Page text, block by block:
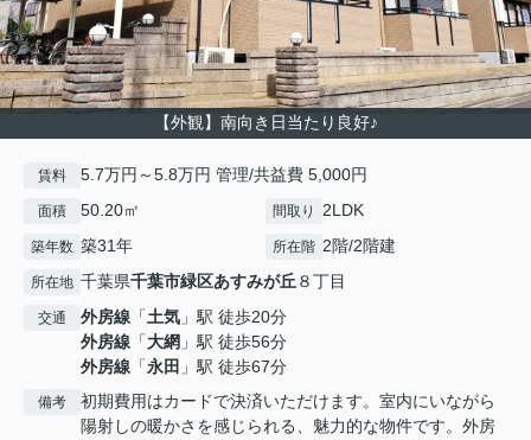
【外観】南向き日当たり良好♪
賃料 5.7万円～5.8万円 管理/共益費 5,000円
面積 50.20㎡ 間取り 2LDK
築年数 築31年 所在階 2階/2階建
所在地 千葉県千葉市緑区あすみが丘８丁目
交通 外房線 「土気 」駅 徒歩20分
外房線 「大網 」駅 徒歩56分
外房線 「永田 」駅 徒歩67分
備考
初期費用はカードで決済いただけます。室内にいながら
陽射しの暖かさを感じられる、魅力的な物件です。外房